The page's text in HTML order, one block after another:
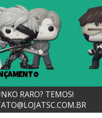
RARO? TEMOS!